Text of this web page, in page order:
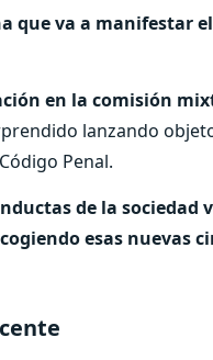
que va a manifestar
en la comisión
lanzando
Penal.
de la
esas nuevas